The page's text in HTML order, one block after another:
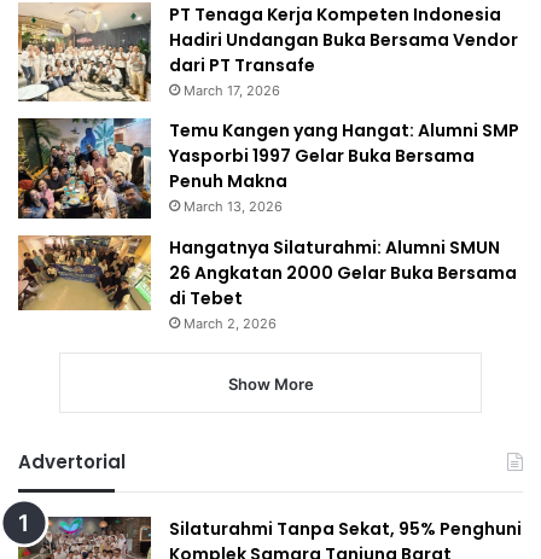
PT Tenaga Kerja Kompeten Indonesia
Hadiri Undangan Buka Bersama Vendor
dari PT Transafe
March 17, 2026
Temu Kangen yang Hangat: Alumni SMP
Yasporbi 1997 Gelar Buka Bersama
Penuh Makna
March 13, 2026
Hangatnya Silaturahmi: Alumni SMUN
26 Angkatan 2000 Gelar Buka Bersama
di Tebet
March 2, 2026
Show More
Advertorial
Silaturahmi Tanpa Sekat, 95% Penghuni
Komplek Samara Tanjung Barat